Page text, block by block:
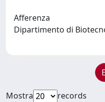
Afferenza
Dipartimento di
Mostra
records